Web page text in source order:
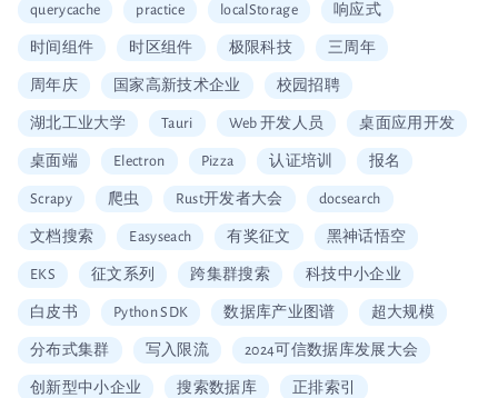
querycache practice localStorage 响应式
时间组件 时区组件 极限科技 三周年
周年庆 国家高新技术企业 校园招聘
湖北工业大学 Tauri Web 开发人员 桌面应用开发
桌面端 Electron Pizza 认证培训 报名
Scrapy 爬虫 Rust开发者大会 docsearch
文档搜索 Easyseach 有奖征文 黑神话悟空
EKS 征文系列 跨集群搜索 科技中小企业
白皮书 Python SDK 数据库产业图谱 超大规模
分布式集群 写入限流 2024可信数据库发展大会
创新型中小企业 搜索数据库 正排索引